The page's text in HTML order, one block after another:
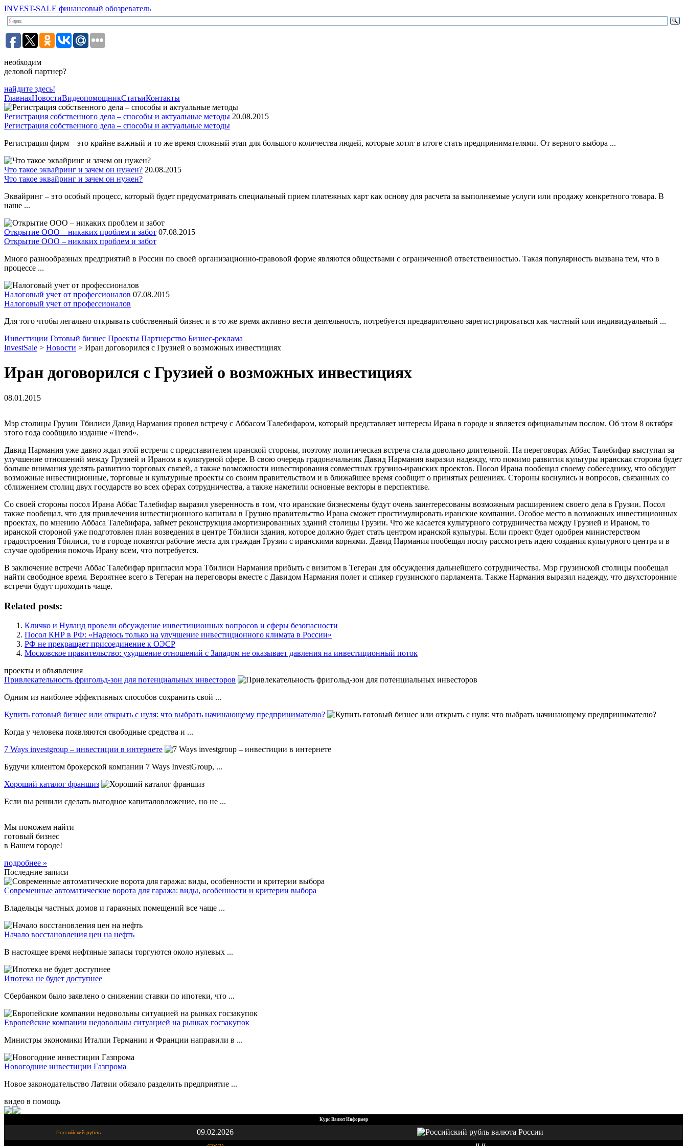
INVEST-SALE финансовый обозреватель
необходим
деловой партнер?
найдите здесь!
ГлавнаяНовостиВидеопомощникСтатьиКонтакты
Регистрация собственного дела – способы и актуальные методы 20.08.2015
Регистрация собственного дела – способы и актуальные методы
Регистрация фирм – это крайне важный и то же время сложный этап для большого количества людей, которые хотят в итоге стать предпринимателями. От верного выбора ...
Что такое эквайринг и зачем он нужен? 20.08.2015
Что такое эквайринг и зачем он нужен?
Эквайринг – это особый процесс, который будет предусматривать специальный прием платежных карт как основу для расчета за выполняемые услуги или продажу конкретного товара. В
наше ...
Открытие ООО – никаких проблем и забот 07.08.2015
Открытие ООО – никаких проблем и забот
Много разнообразных предприятий в России по своей организационно-правовой форме являются обществами с ограниченной ответственностью. Такая популярность вызвана тем, что в
процессе ...
Налоговый учет от профессионалов 07.08.2015
Налоговый учет от профессионалов
Для того чтобы легально открывать собственный бизнес и в то же время активно вести деятельность, потребуется предварительно зарегистрироваться как частный или индивидуальный ...
Инвестиции Готовый бизнес Проекты Партнерство Бизнес-реклама
InvestSale > Новости > Иран договорился с Грузией о возможных инвестициях
Иран договорился с Грузией о возможных инвестициях
08.01.2015
Мэр столицы Грузии Тбилиси Давид Нармания провел встречу с Аббасом Талебифаром, который представляет интересы Ирана в городе и является официальным послом. Об этом 8 октября
этого года сообщило издание «Trend».
Давид Нармания уже давно ждал этой встречи с представителем иранской стороны, поэтому политическая встреча стала довольно длительной. На переговорах Аббас Талебифар выступал за
улучшение отношений между Грузией и Ираном в культурной сфере. В свою очередь градоначальник Давид Нармания выразил надежду, что помимо развития культуры иранская сторона будет
больше внимания уделять развитию торговых связей, а также возможности инвестирования совместных грузино-иранских проектов. Посол Ирана пообещал своему собеседнику, что обсудит
возможные инвестиционные, торговые и культурные проекты со своим правительством и в ближайшее время сообщит о принятых решениях. Стороны коснулись и вопросов, связанных со
сближением столиц двух государств во всех сферах сотрудничества, а также наметили основные векторы в перспективе.
Со своей стороны посол Ирана Аббас Талебифар выразил уверенность в том, что иранские бизнесмены будут очень заинтересованы возможным расширением своего дела в Грузии. Посол
также пообещал, что для привлечения инвестиционного капитала в Грузию правительство Ирана сможет простимулировать иранские компании. Особое место в возможных инвестиционных
проектах, по мнению Аббаса Талебифара, займет реконструкция амортизированных зданий столицы Грузии. Что же касается культурного сотрудничества между Грузией и Ираном, то
иранской стороной уже подготовлен план возведения в центре Тбилиси здания, которое должно будет стать центром иранской культуры. Если проект будет одобрен министерством
градостроения Тбилиси, то в городе появятся рабочие места для граждан Грузии с иранскими корнями. Давид Нармания пообещал послу рассмотреть идею создания культурного центра и в
случае одобрения помочь Ирану всем, что потребуется.
В заключение встречи Аббас Талебифар пригласил мэра Тбилиси Нармания прибыть с визитом в Тегеран для обсуждения дальнейшего сотрудничества. Мэр грузинской столицы пообещал
найти свободное время. Вероятнее всего в Тегеран на переговоры вместе с Давидом Нармания полет и спикер грузинского парламента. Также Нармания выразил надежду, что двухсторонние
встречи будут проходить чаще.
Related posts:
Кличко и Нуланд провели обсуждение инвестиционных вопросов и сферы безопасности
Посол КНР в РФ: «Надеюсь только на улучшение инвестиционного климата в России»
РФ не прекращает присоединение к ОЭСР
Московское правительство: ухудшение отношений с Западом не оказывает давления на инвестиционный поток
проекты и объявления
Привлекательность фригольд-зон для потенциальных инвесторов
Одним из наиболее эффективных способов сохранить свой ...
Купить готовый бизнес или открыть с нуля: что выбрать начинающему предпринимателю?
Когда у человека появляются свободные средства и ...
7 Ways investgroup – инвестиции в интернете
Будучи клиентом брокерской компании 7 Ways InvestGroup, ...
Хороший каталог франшиз
Если вы решили сделать выгодное капиталовложение, но не ...
Мы поможем найти
готовый бизнес
в Вашем городе!
подробнее »
Последние записи
Современные автоматические ворота для гаража: виды, особенности и критерии выбора
Владельцы частных домов и гаражных помещений все чаще ...
Начало восстановления цен на нефть
В настоящее время нефтяные запасы торгуются около нулевых ...
Ипотека не будет доступнее
Сбербанком было заявлено о снижении ставки по ипотеки, что ...
Европейские компании недовольны ситуацией на рынках госзакупок
Министры экономики Италии Германии и Франции направили в ...
Новогодние инвестиции Газпрома
Новое законодательство Латвии обязало разделить предприятие ...
видео в помощь
Курс Валют Информер
Российский рубль 09.02.2026